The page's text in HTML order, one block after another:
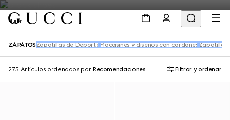
Mujer
ZAPATOS Zapatillas de DeporteMocasines y diseños con cordones Zapatillas
275 Artículos ordenados por Recomendaciones Filtrar y ordenar